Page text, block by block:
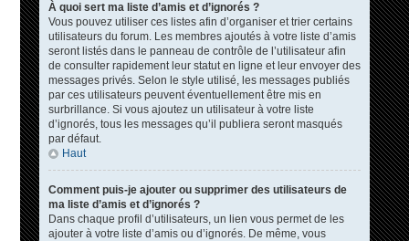
À quoi sert ma liste d’amis et d’ignorés ?
Vous pouvez utiliser ces listes afin d’organiser et trier certains
utilisateurs du forum. Les membres ajoutés à votre liste d’amis
seront listés dans le panneau de contrôle de l’utilisateur afin
de consulter rapidement leur statut en ligne et leur envoyer des
messages privés. Selon le style utilisé, les messages publiés
par ces utilisateurs peuvent éventuellement être mis en
surbrillance. Si vous ajoutez un utilisateur à votre liste
d’ignorés, tous les messages qu’il publiera seront masqués
par défaut.
Haut
Comment puis-je ajouter ou supprimer des utilisateurs de
ma liste d’amis et d’ignorés ?
Dans chaque profil d’utilisateurs, un lien vous permet de les
ajouter à votre liste d’amis ou d’ignorés. De même, vous